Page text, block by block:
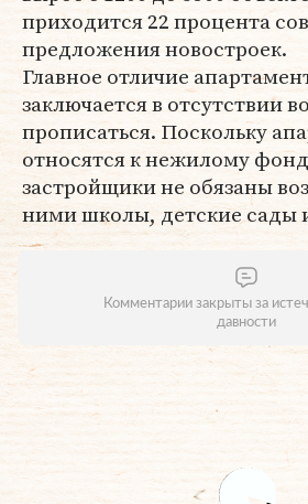
приходится 22 процента
предложения новостроек.
Главное отличие
заключается в отсутствии
прописаться. Поскольку
относятся к нежилому
застройщики не обязаны
ними школы, детские сады
Комментарии закрыты за
давности